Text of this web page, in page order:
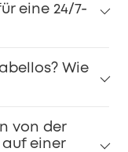
eine 24/7-
Wie
von der
auf einer